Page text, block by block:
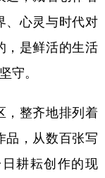
、心灵与时代对
，是鲜活的生活
守。
整齐地排列着
品，从数百张写
耕耘创作的现